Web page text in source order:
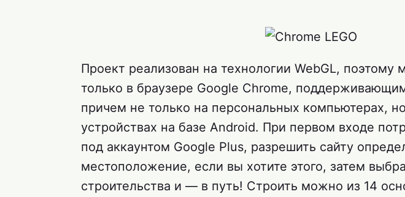
Проект реализован на технологии WebGL, поэтому
только в браузере Google Chrome,
причем не только на персональных компьютерах,
устройствах на базе Android. При первом входе
под аккаунтом Google Plus, разрешить сайту
местоположение, если вы хотите этого, затем
строительства и — в путь! Строить можно из 14